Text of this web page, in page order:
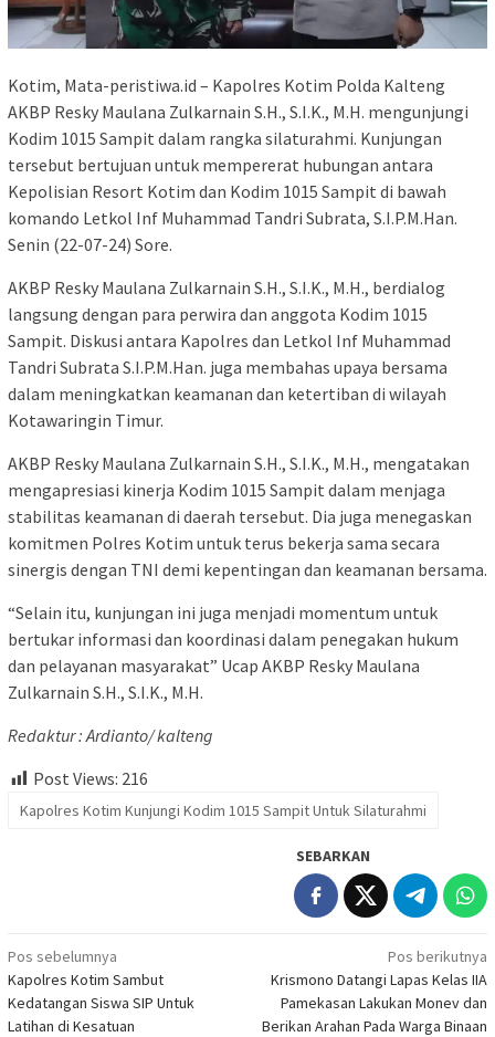
Kotim, Mata-peristiwa.id – Kapolres Kotim Polda Kalteng
AKBP Resky Maulana Zulkarnain S.H., S.I.K., M.H. mengunjungi
Kodim 1015 Sampit dalam rangka silaturahmi. Kunjungan
tersebut bertujuan untuk mempererat hubungan antara
Kepolisian Resort Kotim dan Kodim 1015 Sampit di bawah
komando Letkol Inf Muhammad Tandri Subrata, S.I.P.M.Han.
Senin (22-07-24) Sore.
AKBP Resky Maulana Zulkarnain S.H., S.I.K., M.H., berdialog
langsung dengan para perwira dan anggota Kodim 1015
Sampit. Diskusi antara Kapolres dan Letkol Inf Muhammad
Tandri Subrata S.I.P.M.Han. juga membahas upaya bersama
dalam meningkatkan keamanan dan ketertiban di wilayah
Kotawaringin Timur.
AKBP Resky Maulana Zulkarnain S.H., S.I.K., M.H., mengatakan
mengapresiasi kinerja Kodim 1015 Sampit dalam menjaga
stabilitas keamanan di daerah tersebut. Dia juga menegaskan
komitmen Polres Kotim untuk terus bekerja sama secara
sinergis dengan TNI demi kepentingan dan keamanan bersama.
“Selain itu, kunjungan ini juga menjadi momentum untuk
bertukar informasi dan koordinasi dalam penegakan hukum
dan pelayanan masyarakat” Ucap AKBP Resky Maulana
Zulkarnain S.H., S.I.K., M.H.
Redaktur : Ardianto/ kalteng
Post Views: 216
Kapolres Kotim Kunjungi Kodim 1015 Sampit Untuk Silaturahmi
SEBARKAN
Navigasi
pos
Pos sebelumnya
Kapolres Kotim Sambut
Kedatangan Siswa SIP Untuk
Latihan di Kesatuan
Pos berikutnya
Krismono Datangi Lapas Kelas IIA
Pamekasan Lakukan Monev dan
Berikan Arahan Pada Warga Binaan